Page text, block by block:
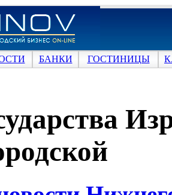
БАНКИ ГОСТИНИЦЫ